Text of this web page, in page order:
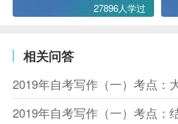
27896人学过
相关问答
2019年自考写作（一）考点：
2019年自考写作（一）考点：